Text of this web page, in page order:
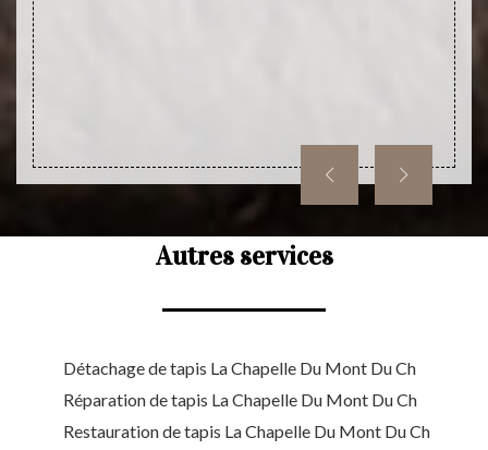
Autres services
Détachage de tapis La Chapelle Du Mont Du Ch
Réparation de tapis La Chapelle Du Mont Du Ch
Restauration de tapis La Chapelle Du Mont Du Ch